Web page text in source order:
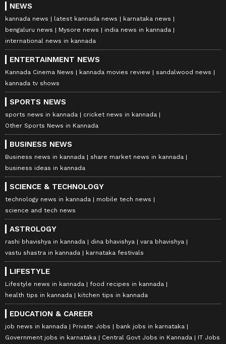
NEWS
kannada news latest kannada news
karnataka news
bengaluru news
Mysore news
india news in kannada
international news in kannada
ENTERTAINMENT NEWS
Kannada Cinema News kannada movies review
sandalwood news
kannada tv shows
SPORTS NEWS
sports news in kannada
cricket news in kannada
Other Sports News in Kannada
BUSINESS NEWS
Business news in kannada
share market news in kannada
business ideas in kannada
SCIENCE & TECHNOLOGY
technology news in kannada
mobile tech news
science and tech news
ASTROLOGY
rashi bhavishya in kannada dina bhavishya
vara bhavishya
vastu shastra in kannada
karnataka festivals
LIFESTYLE
Lifestyle news in kannada
food recipes in kannada
health tips in kannada
kitchen tips in kannada
EDUCATION & CAREER
job news in kannada Private Jobs
bank jobs in karnataka
Government jobs in karnataka
Central Govt Jobs in Kannada IT Jobs